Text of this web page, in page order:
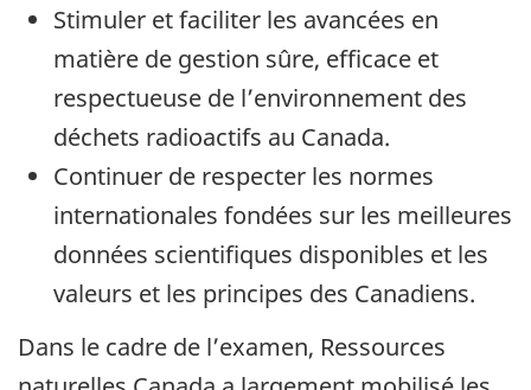
Stimuler et faciliter les avancées en
matière de gestion sûre, efficace et
respectueuse de l’environnement des
déchets radioactifs au Canada.
Continuer de respecter les normes
internationales fondées sur les meilleures
données scientifiques disponibles et les
valeurs et les principes des Canadiens.
Dans le cadre de l’examen, Ressources